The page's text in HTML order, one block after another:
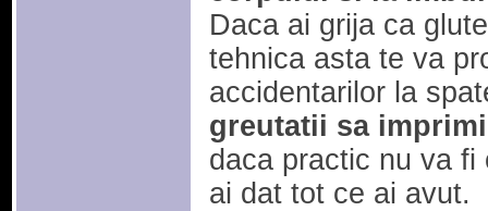
Daca ai grija ca
tehnica asta te va
accidentarilor la
greutatii sa
daca practic nu va fi
ai dat tot ce ai avut.